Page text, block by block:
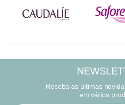
Receba as últimas
em vários